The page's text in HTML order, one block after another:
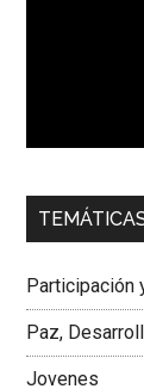
00:00
Dra. Carolina
Colombiana
Participación
Paz,
Jovenes